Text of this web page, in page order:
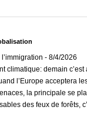
- 8/4/2026
climatique: demain c’est
l’Europe acceptera
la principale se
des feux de forêts,